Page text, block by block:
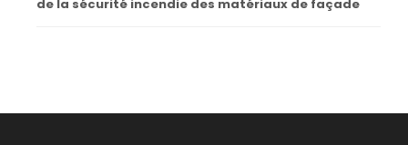
de la sécurité incendie des matériaux de façade